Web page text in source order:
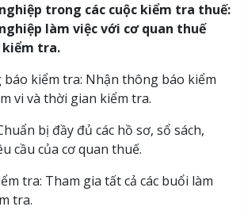
trong các cuộc kiểm tra thuế:
làm việc với cơ quan thuế
tra.
kiểm tra: Nhận thông báo kiểm
vi và thời gian kiểm tra.
bị đầy đủ các hồ sơ, sổ sách,
cầu của cơ quan thuế.
tra: Tham gia tất cả các buổi làm
tra.